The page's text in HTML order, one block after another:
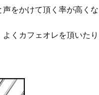
をかけて頂く率が高くな
くカフェオレを頂いた